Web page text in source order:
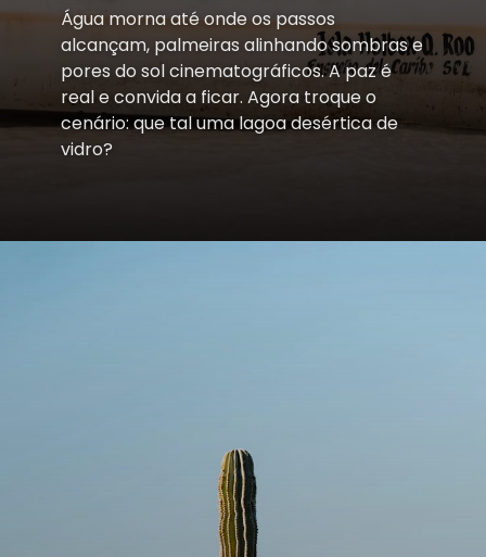
Água morna até onde os passos
alcançam, palmeiras alinhando sombras e
pores do sol cinematográficos. A paz é
real e convida a ficar. Agora troque o
cenário: que tal uma lagoa desértica de
vidro?